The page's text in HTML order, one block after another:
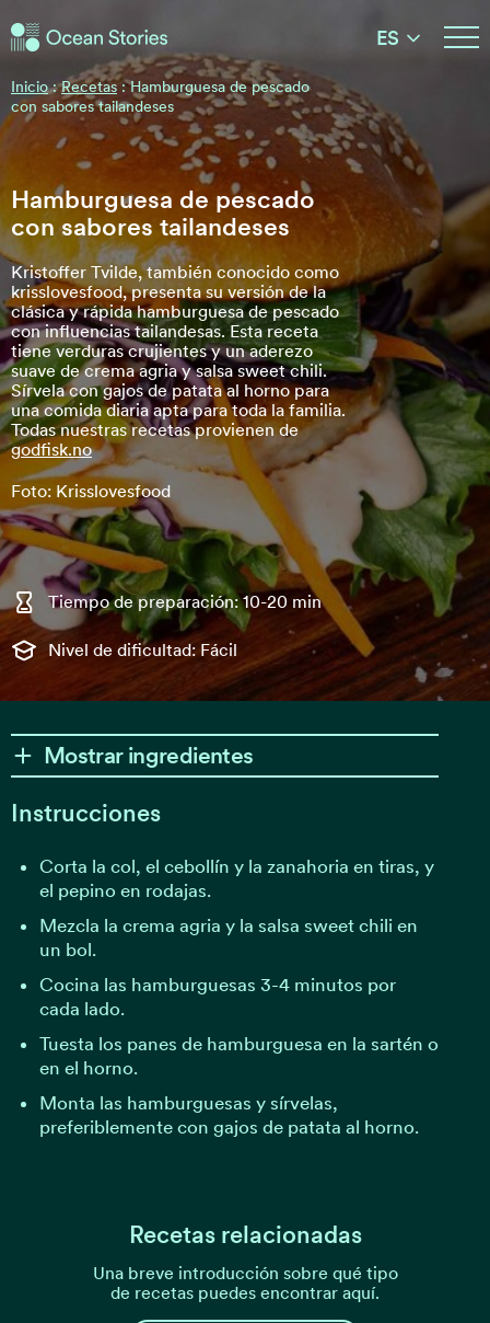
Historias del Océano
Historias del Océano
ES
Inicio:Recetas :Hamburguesa de pescado
con sabores tailandeses
Hamburguesa de pescado
con sabores tailandeses
Kristoffer Tvilde, también conocido como
krisslovesfood, presenta su versión de la
clásica y rápida hamburguesa de pescado
con influencias tailandesas. Esta receta
tiene verduras crujientes y un aderezo
suave de crema agria y salsa sweet chili.
Sírvela con gajos de patata al horno para
una comida diaria apta para toda la familia.
Todas nuestras recetas provienen de
godfisk.no
Foto: Krisslovesfood
Tiempo de preparación: 10-20 min
Nivel de dificultad: Fácil
Mostrar ingredientes
Instrucciones
Corta la col, el cebollín y la zanahoria en tiras, y
el pepino en rodajas.
Mezcla la crema agria y la salsa sweet chili en
un bol.
Cocina las hamburguesas 3-4 minutos por
cada lado.
Tuesta los panes de hamburguesa en la sartén o
en el horno.
Monta las hamburguesas y sírvelas,
preferiblemente con gajos de patata al horno.
Recetas relacionadas
Una breve introducción sobre qué tipo
de recetas puedes encontrar aquí.